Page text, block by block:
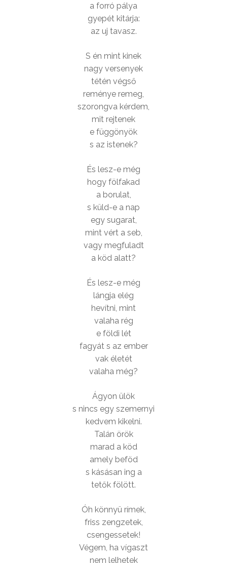
a forró pálya
gyepét kitárja:
az uj tavasz.
S én mint kinek
nagy versenyek
tétén végső
reménye remeg,
szorongva kérdem,
mit rejtenek
e függönyök
s az istenek?
És lesz-e még
hogy fölfakad
a borulat,
s küld-e a nap
egy sugarat,
mint vért a seb,
vagy megfuladt
a köd alatt?
És lesz-e még
lángja elég
hevítni, mint
valaha rég
e földi lét
fagyát s az ember
vak életét
valaha még?
Ágyon ülök
s nincs egy szemernyi
kedvem kikelni.
Talán örök
marad a köd
amely beföd
s kásásan ing a
tetők fölött.
Óh könnyü rímek,
friss zengzetek,
csengessetek!
Végem, ha vígaszt
nem lelhetek